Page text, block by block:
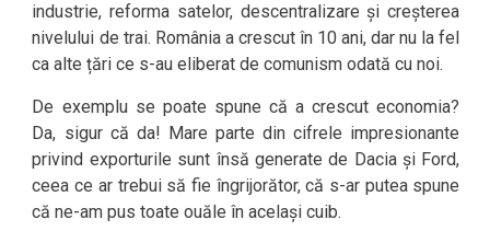
industrie, reforma satelor, descentralizare și creșterea
nivelului de trai. România a crescut în 10 ani, dar nu la fel
ca alte țări ce s-au eliberat de comunism odată cu noi.
De exemplu se poate spune că a crescut economia?
Da, sigur că da! Mare parte din cifrele impresionante
privind exporturile sunt însă generate de Dacia și Ford,
ceea ce ar trebui să fie îngrijorător, că s-ar putea spune
că ne-am pus toate ouăle în același cuib.